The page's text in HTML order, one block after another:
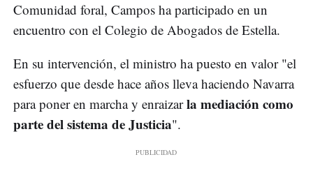
Comunidad foral, Campos ha participado en un
encuentro con el Colegio de Abogados de Estella.
En su intervención, el ministro ha puesto en valor "el
esfuerzo que desde hace años lleva haciendo Navarra
para poner en marcha y enraizarla mediación como
parte del sistema de Justicia".